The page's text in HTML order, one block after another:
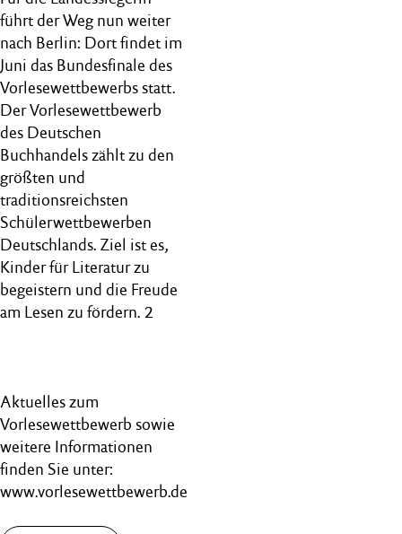
führt der Weg nun weiter
nach Berlin: Dort findet im
Juni das Bundesfinale des
Vorlesewettbewerbs statt.
Der Vorlesewettbewerb
des Deutschen
Buchhandels zählt zu den
größten und
traditionsreichsten
Schülerwettbewerben
Deutschlands. Ziel ist es,
Kinder für Literatur zu
begeistern und die Freude
am Lesen zu fördern. 2
Aktuelles zum
Vorlesewettbewerb sowie
weitere Informationen
finden Sie unter:
www.vorlesewettbewerb.de